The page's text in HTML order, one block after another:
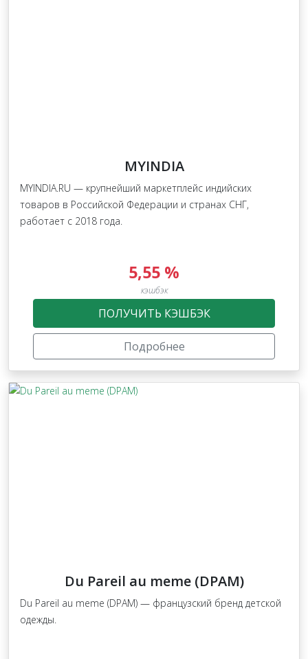
MYINDIA
MYINDIA.RU — крупнейший маркетплейс индийских
товаров в Российской Федерации и странах СНГ,
работает с 2018 года.
5,55 %
кэшбэк
ПОЛУЧИТЬ КЭШБЭК
Подробнее
Du Pareil au meme (DPAM)
Du Pareil au meme (DPAM) — французский бренд детской
одежды.